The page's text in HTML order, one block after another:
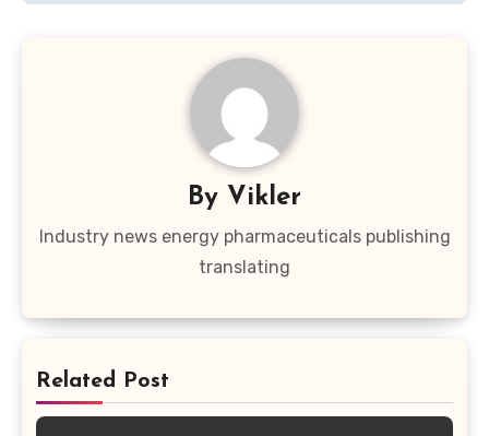
By Vikler
Industry news energy pharmaceuticals publishing
translating
Related Post